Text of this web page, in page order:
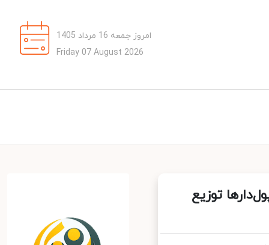
امروز جمعه 16 مرداد 1405
Friday 07 August 2026
توزیع